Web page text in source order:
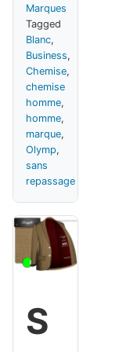
Marques
Tagged
Blanc,
Business,
Chemise,
chemise
homme,
homme,
marque,
Olymp,
sans
repassage
S